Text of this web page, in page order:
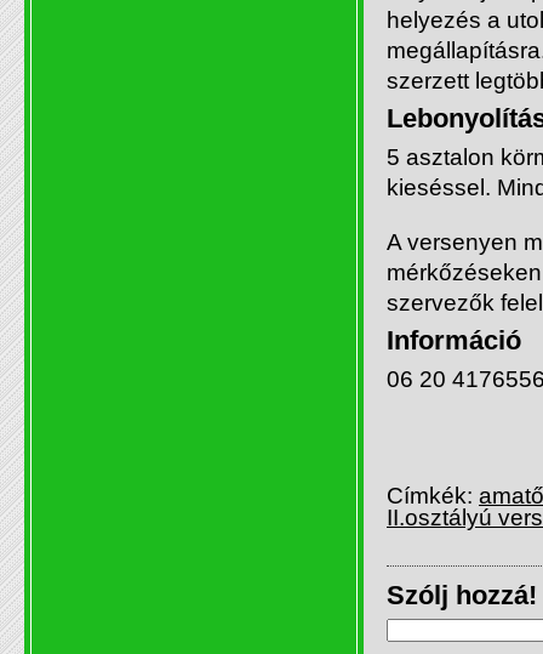
helyezés a
szerzett
5 asztalon
kieséssel.
A versenyen
szervezők
Információ
06 20
Címkék:
II.osztályú
Szólj hozzá!